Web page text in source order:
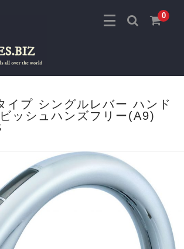
0
イプ シングルレバー ハンド
ッシュハンズフリー(A9)